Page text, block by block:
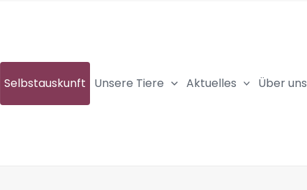
Selbstauskunft Unsere Tiere Aktuelles Über uns